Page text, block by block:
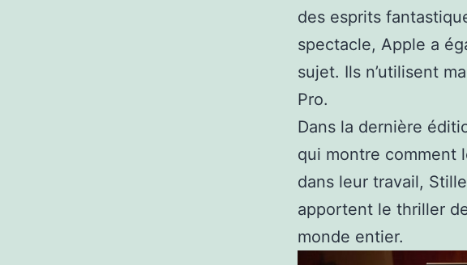
des esprits
spectacle, Apple a
sujet. Ils n’utilisent
Pro.
Dans la dernière
qui montre comment
dans leur travail,
apportent le thriller
monde entier.